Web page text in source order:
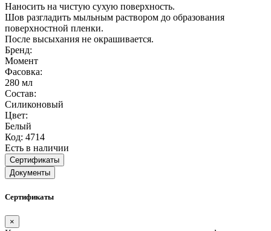
Наносить на чистую сухую поверхность.
Шов разгладить мыльным раствором до образования
поверхностной пленки.
После высыхания не окрашивается.
Бренд:
Момент
Фасовка:
280 мл
Состав:
Силиконовый
Цвет:
Белый
Код: 4714
Есть в наличии
Сертификаты
Документы
Сертификаты
×